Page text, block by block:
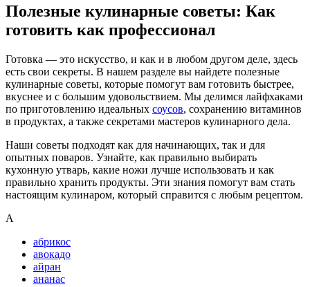
Полезные кулинарные советы: Как
готовить как профессионал
Готовка — это искусство, и как и в любом другом деле, здесь
есть свои секреты. В нашем разделе вы найдете полезные
кулинарные советы, которые помогут вам готовить быстрее,
вкуснее и с большим удовольствием. Мы делимся лайфхаками
по приготовлению идеальных соусов, сохранению витаминов
в продуктах, а также секретами мастеров кулинарного дела.
Наши советы подходят как для начинающих, так и для
опытных поваров. Узнайте, как правильно выбирать
кухонную утварь, какие ножи лучше использовать и как
правильно хранить продукты. Эти знания помогут вам стать
настоящим кулинаром, который справится с любым рецептом.
А
абрикос
авокадо
айран
ананас